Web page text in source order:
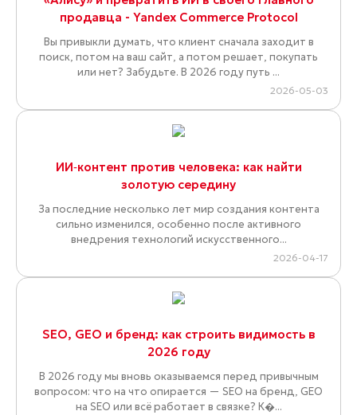
продавца - Yandex Commerce Protocol
Вы привыкли думать, что клиент сначала заходит в
поиск, потом на ваш сайт, а потом решает, покупать
или нет? Забудьте. В 2026 году путь ...
2026-05-03
ИИ‑контент против человека: как найти
золотую середину
За последние несколько лет мир создания контента
сильно изменился, особенно после активного
внедрения технологий искусственного...
2026-04-17
SEO, GEO и бренд: как строить видимость в
2026 году
В 2026 году мы вновь оказываемся перед привычным
вопросом: что на что опирается — SEO на бренд, GEO
на SEO или всё работает в связке? К�...